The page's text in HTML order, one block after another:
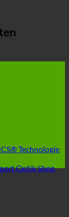
Technologie
Optik Shop